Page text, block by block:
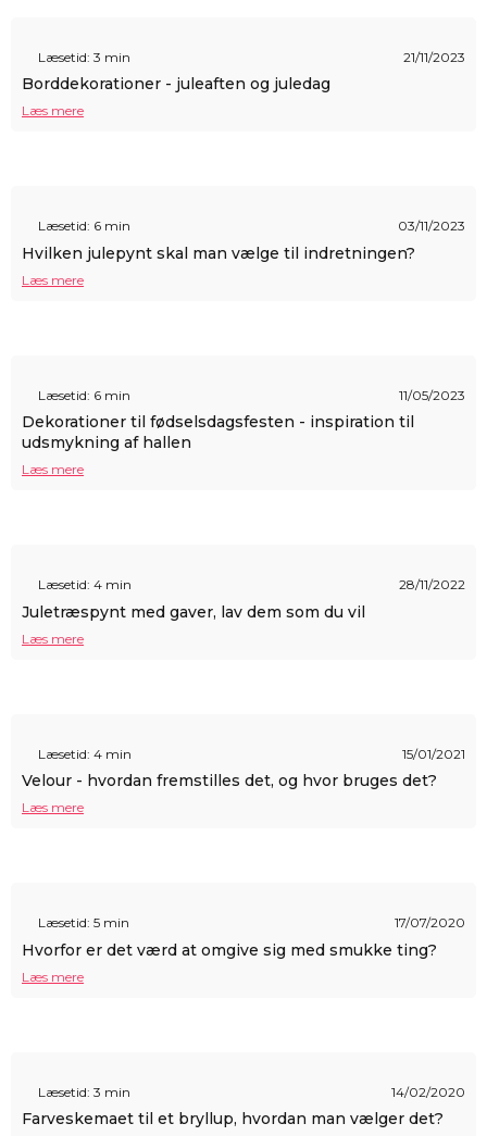
Læsetid: 3 min 21/11/2023
Borddekorationer - juleaften og juledag
Læs mere
Læsetid: 6 min 03/11/2023
Hvilken julepynt skal man vælge til indretningen?
Læs mere
Læsetid: 6 min 11/05/2023
Dekorationer til fødselsdagsfesten - inspiration til
udsmykning af hallen
Læs mere
Læsetid: 4 min 28/11/2022
Juletræspynt med gaver, lav dem som du vil
Læs mere
Læsetid: 4 min 15/01/2021
Velour - hvordan fremstilles det, og hvor bruges det?
Læs mere
Læsetid: 5 min 17/07/2020
Hvorfor er det værd at omgive sig med smukke ting?
Læs mere
Læsetid: 3 min 14/02/2020
Farveskemaet til et bryllup, hvordan man vælger det?